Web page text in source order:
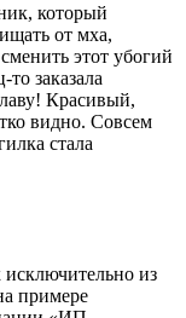
который
от мха,
этот убогий
заказала
Красивый,
видно. Совсем
стала
из
примере